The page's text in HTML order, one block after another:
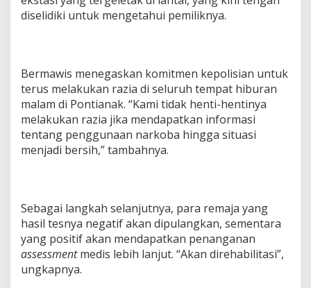
diselidiki untuk mengetahui pemiliknya.
Bermawis menegaskan komitmen kepolisian untuk
terus melakukan razia di seluruh tempat hiburan
malam di Pontianak. “Kami tidak henti-hentinya
melakukan razia jika mendapatkan informasi
tentang penggunaan narkoba hingga situasi
menjadi bersih,” tambahnya.
Sebagai langkah selanjutnya, para remaja yang
hasil tesnya negatif akan dipulangkan, sementara
yang positif akan mendapatkan penanganan
assessmentmedis lebih lanjut. “Akan direhabilitasi”,
ungkapnya.